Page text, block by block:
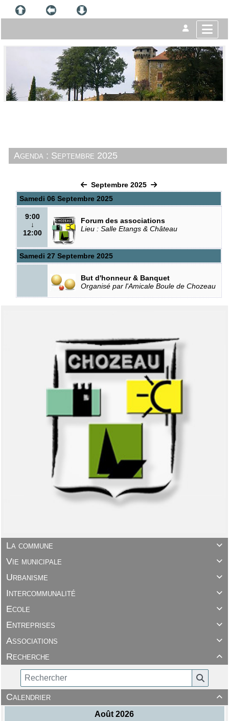

La commune

Vie municipale

Urbanisme

Intercommunalité

Ecole

Entreprises

Associations

Recherche

Calendrier
Agenda : Septembre 2025
Septembre 2025
Samedi 06 Septembre 2025
9:00
↓
12:00
Forum des associations
Lieu : Salle Etangs & Château
Samedi 27 Septembre 2025
But d'honneur & Banquet
Organisé par l'Amicale Boule de Chozeau